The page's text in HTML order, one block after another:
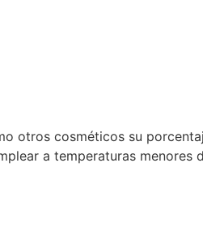
otros cosméticos su
a temperaturas menores